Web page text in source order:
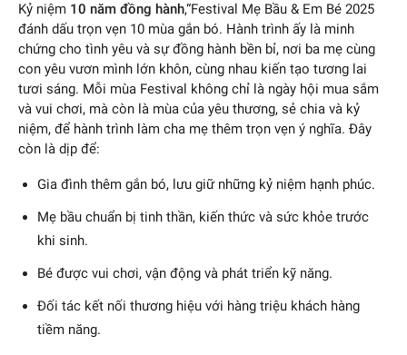
Kỷ niệm 10 năm đồng hành,“Festival Mẹ Bầu & Em Bé 2025
đánh dấu trọn vẹn 10 mùa gắn bó. Hành trình ấy là minh
chứng cho tình yêu và sự đồng hành bền bỉ, nơi ba mẹ cùng
con yêu vươn mình lớn khôn, cùng nhau kiến tạo tương lai
tươi sáng. Mỗi mùa Festival không chỉ là ngày hội mua sắm
và vui chơi, mà còn là mùa của yêu thương, sẻ chia và kỷ
niệm, để hành trình làm cha mẹ thêm trọn vẹn ý nghĩa. Đây
còn là dịp để:
Gia đình thêm gắn bó, lưu giữ những kỷ niệm hạnh phúc.
Mẹ bầu chuẩn bị tinh thần, kiến thức và sức khỏe trước
khi sinh.
Bé được vui chơi, vận động và phát triển kỹ năng.
Đối tác kết nối thương hiệu với hàng triệu khách hàng
tiềm năng.